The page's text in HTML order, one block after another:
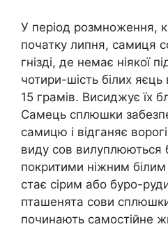
У період розмноження,
початку липня, самиця
гнізді, де немає ніякої
чотири-шість білих
15 грамів. Висиджує їх
Самець сплюшки
самицю і відганяє
виду сов вилуплюються
покритими ніжним
стає сірим або буро-
пташенята сови
починають самостійне